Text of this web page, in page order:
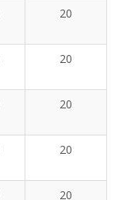
20
20
20
20
20